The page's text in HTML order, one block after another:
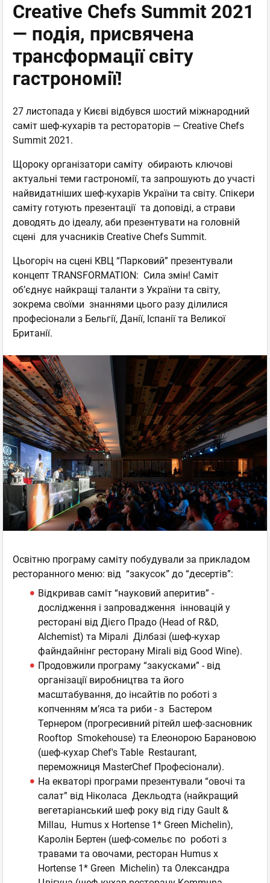
Creative Chefs Summit 2021
— подія, присвячена
трансформації світу
гастрономії!
27 листопада у Києві відбувся шостий міжнародний
саміт шеф-кухарів та рестораторів — Creative Chefs
Summit 2021.
Щороку організатори саміту обирають ключові
актуальні теми гастрономії, та запрошують до участі
найвидатніших шеф-кухарів України та світу. Спікери
саміту готують презентації та доповіді, а страви
доводять до ідеалу, аби презентувати на головній
сцені для учасників Creative Chefs Summit.
Цьогоріч на сцені КВЦ “Парковий” презентували
концепт TRANSFORMATION: Сила змін! Саміт
об’єднує найкращі таланти з України та світу,
зокрема своїми знаннями цього разу ділилися
професіонали з Бельгії, Данії, Іспанії та Великої
Британії.
Освітню програму саміту побудували за прикладом
ресторанного меню: від “закусок” до “десертів”:
Відкривав саміт “науковий аперитив” -
дослідження і запровадження інновацій у
ресторані від Дієго Прадо (Head of R&D,
Alchemist) та Міралі Ділбазі (шеф-кухар
файндайнінг ресторану Mirali від Good Wine).
Продовжили програму “закусками” - від
організації виробництва та його
масштабування, до інсайтів по роботі з
копченням м’яса та риби - з Бастером
Тернером (прогресивний рітейл шеф-засновник
Rooftop Smokehouse) та Елеонорою Барановою
(шеф-кухар Chef's Table Restaurant,
переможниця MasterChef Професіонали).
На екваторі програми презентували “овочі та
салат” від Ніколаса Декльодта (найкращий
вегетаріанський шеф року від гіду Gault &
Millau, Humus x Hortense 1* Green Michelin),
Каролін Бертен (шеф-сомельє по роботі з
травами та овочами, ресторан Humus x
Hortense 1* Green Michelin) та Олександра